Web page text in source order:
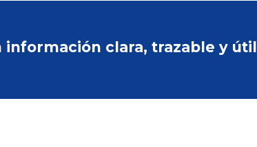
información clara, trazable y útil